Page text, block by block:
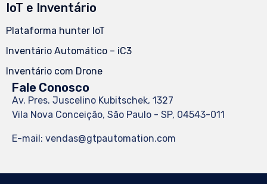
IoT e Inventário
Plataforma hunter IoT
Inventário Automático – iC3
Inventário com Drone
Fale Conosco
Av. Pres. Juscelino Kubitschek, 1327
Vila Nova Conceição, São Paulo - SP, 04543-011
E-mail: vendas@gtpautomation.com